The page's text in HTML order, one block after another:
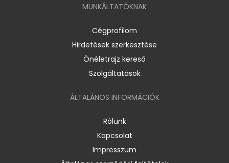
MUNKÁLTATÓKNAK
Cégprofilom
Hirdetések szerkesztése
Önéletrajz kereső
Szolgáltatások
ÁLTALÁNOS INFORMÁCIÓK
Rólunk
Kapcsolat
Impresszum